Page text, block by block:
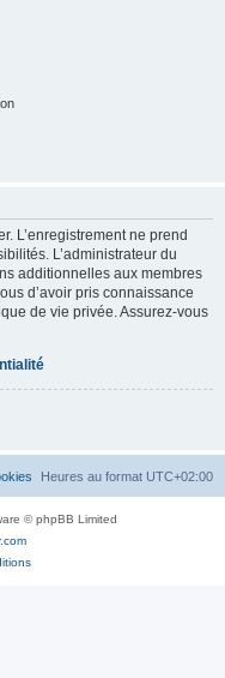
L’enregistrement ne prend
L’administrateur du
additionnelles aux membres
d’avoir pris connaissance
de vie privée. Assurez-vous
Heures au format UTC+02:00
© phpBB Limited